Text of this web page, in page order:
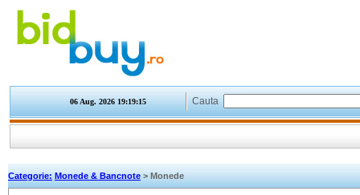
06 Aug. 2026 19:19:15 Cauta
Categorie: Monede & Bancnote > Monede